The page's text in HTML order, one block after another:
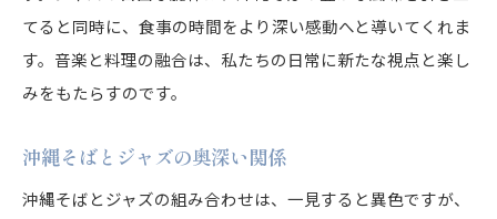
てると同時に、食事の時間をより深い感動へと導いてくれま
す。音楽と料理の融合は、私たちの日常に新たな視点と楽し
みをもたらすのです。
沖縄そばとジャズの奥深い関係
沖縄そばとジャズの組み合わせは、一見すると異色ですが、